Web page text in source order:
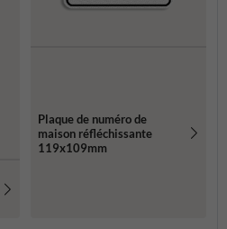
Plaque de numéro de
maison réfléchissante
119x109mm